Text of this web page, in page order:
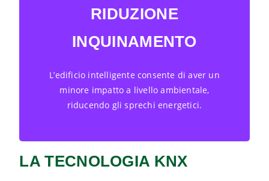
RIDUZIONE
INQUINAMENTO
L’edificio intelligente consente di aver un
minore impatto a livello ambientale,
riducendo gli sprechi energetici.
BACK TITLE
This is back side content.
LA TECNOLOGIA KNX